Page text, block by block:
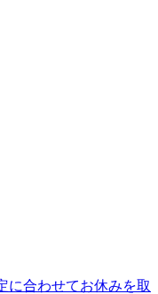
に合わせてお休みを取